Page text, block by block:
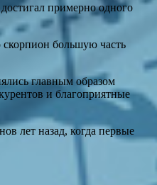
примерно одного
большую часть
главным образом
и благоприятные
лет назад, когда первые